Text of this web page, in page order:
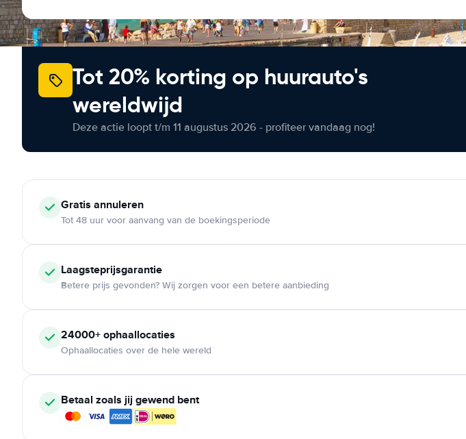
Tot 20% korting op huurauto's
wereldwijd
Deze actie loopt t/m 11 augustus 2026 - profiteer vandaag nog!
Gratis annuleren
Tot 48 uur voor aanvang van de boekingsperiode
Laagsteprijsgarantie
Betere prijs gevonden? Wij zorgen voor een betere aanbieding
24000+ ophaallocaties
Ophaallocaties over de hele wereld
Betaal zoals jij gewend bent